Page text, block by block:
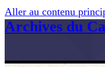
Aller au contenu
Archives du